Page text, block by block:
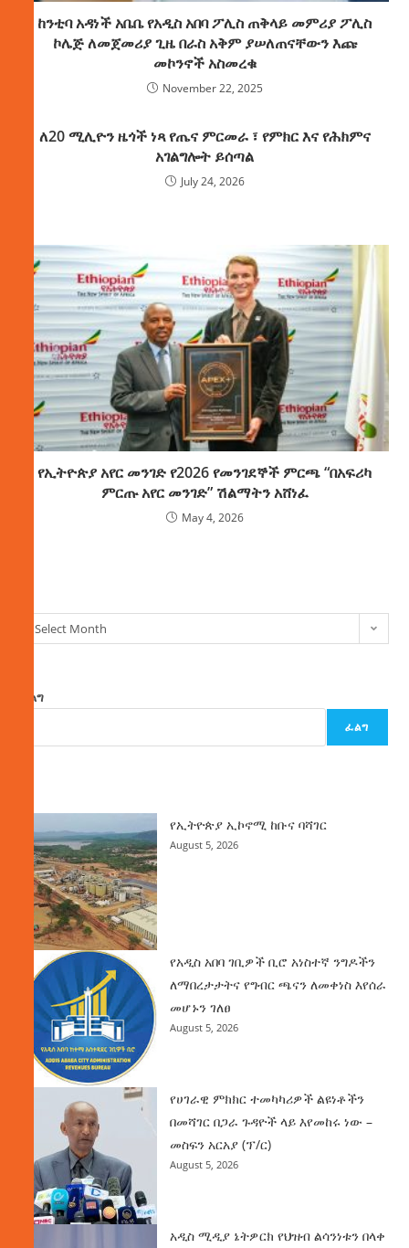
ከንቲባ አዳነች አቤቤ የአዲስ አበባ ፖሊስ ጠቅላይ መምሪያ ፖሊስ
ኮሌጅ ለመጀመሪያ ጊዜ በራስ አቅም ያሠለጠናቸውን እጩ
መኮንኖች አስመረቁ
November 22, 2025
ለ20 ሚሊዮን ዜጎች ነጻ የጤና ምርመራ ፣ የምክር እና የሕክምና
አገልግሎት ይሰጣል
July 24, 2026
የኢትዮጵያ አየር መንገድ የ2026 የመንገደኞች ምርጫ “በአፍሪካ
ምርጡ አየር መንገድ” ሽልማትን አሸነፈ
May 4, 2026
Select Month
ፈልግ
ፈልግ
የኢትዮጵያ ኢኮኖሚ ከቡና ባሻገር
August 5, 2026
የአዲስ አበባ ገቢዎች ቢሮ አነስተኛ ንግዶችን
ለማበረታታትና የግብር ጫናን ለመቀነስ እየሰራ
መሆኑን ገለፀ
August 5, 2026
የሀገራዊ ምክክር ተመካካሪዎች ልዩነቶችን
በመሻገር በጋራ ጉዳዮች ላይ እየመከሩ ነው –
መስፍን አርአያ (ፕ/ር)
August 5, 2026
አዲስ ሚዲያ ኔትዎርክ የህዝብ ልሳንነቱን በላቀ